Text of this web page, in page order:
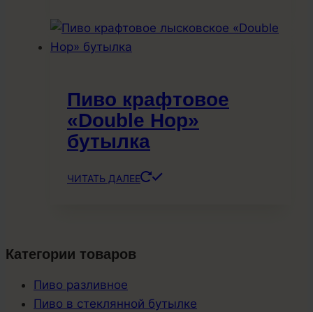
Пиво крафтовое
«Double Hop»
бутылка
ЧИТАТЬ ДАЛЕЕ
Категории товаров
Пиво разливное
Пиво в стеклянной бутылке